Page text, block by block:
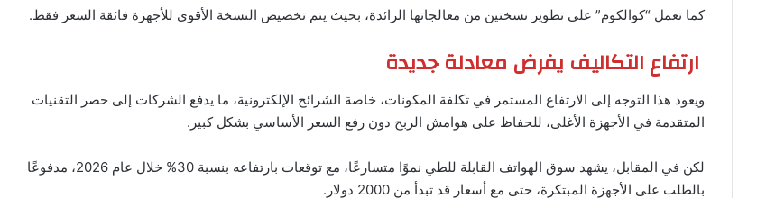
كما تعمل “كوالكوم” على تطوير نسختين من معالجاتها الرائدة، بحيث يتم تخصيص النسخة الأقوى للأجهزة فائقة السعر فقط.
ارتفاع التكاليف يفرض معادلة جديدة
ويعود هذا التوجه إلى الارتفاع المستمر في تكلفة المكونات، خاصة الشرائح الإلكترونية، ما يدفع الشركات إلى حصر التقنيات
المتقدمة في الأجهزة الأغلى، للحفاظ على هوامش الربح دون رفع السعر الأساسي بشكل كبير.
لكن في المقابل، يشهد سوق الهواتف القابلة للطي نموًا متسارعًا، مع توقعات بارتفاعه بنسبة 30% خلال عام 2026، مدفوعًا
بالطلب على الأجهزة المبتكرة، حتى مع أسعار قد تبدأ من 2000 دولار.